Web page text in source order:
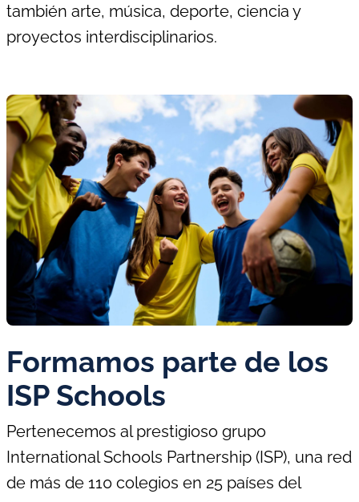
también arte, música, deporte, ciencia y
proyectos interdisciplinarios.
Formamos parte de los
ISP Schools
Pertenecemos al prestigioso grupo
InternationalSchools Partnership (ISP), una red
de más de 110 colegios en 25 países del